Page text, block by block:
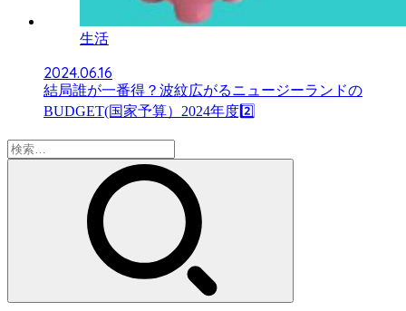
生活
2024.06.16
結局誰が一番得？波紋広がるニュージーランドの
BUDGET(国家予算）2024年度2️⃣
検